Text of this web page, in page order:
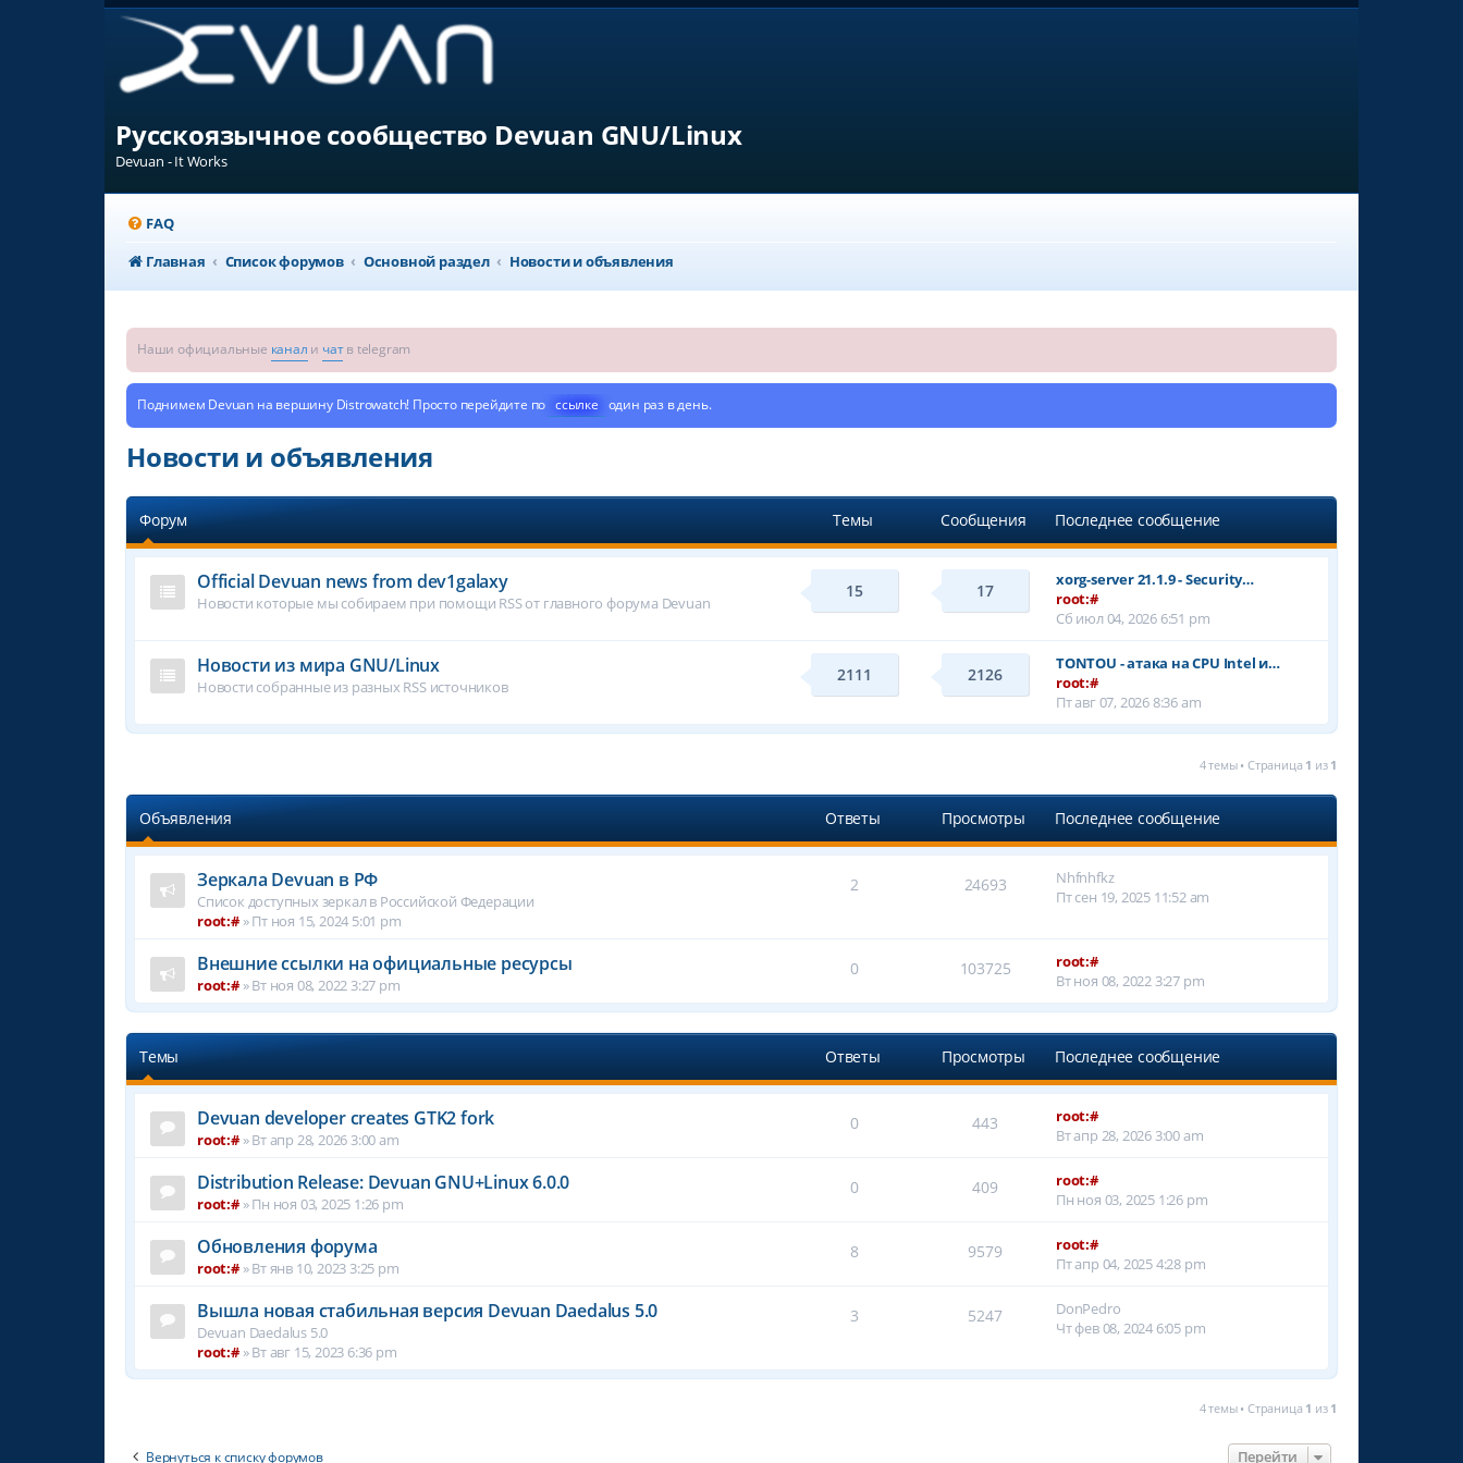
Русскоязычное сообщество Devuan GNU/Linux
Devuan - It Works
FAQ
Главная
Список форумов Основной раздел Новости и объявления
Наши официальные канал и чатв telegram
Поднимем Devuan на вершину Distrowatch! Просто перейдите по ссылке один раз в день.
Новости и объявления
Форум Темы Сообщения Последнее сообщение
Official Devuan news from dev1galaxy
Новости которые мы собираем при помощи RSS от главного форума Devuan
15 17
xorg-server 21.1.9 - Security…
root:#
Сб июл 04, 2026 6:51 pm
Новости из мира GNU/Linux
Новости собранные из разных RSS источников
2111 2126
TONTOU - атака на CPU Intel и…
root:#
Пт авг 07, 2026 8:36 am
4 темы • Страница 1 из 1
Объявления Ответы Просмотры Последнее сообщение
Зеркала Devuan в РФ
Список доступных зеркал в Российской Федерации
root:#»Пт ноя 15, 2024 5:01 pm
2 24693
Nhfnhfkz
Пт сен 19, 2025 11:52 am
Внешние ссылки на официальные ресурсы
root:#»Вт ноя 08, 2022 3:27 pm
0 103725
root:#
Вт ноя 08, 2022 3:27 pm
Темы Ответы Просмотры Последнее сообщение
Devuan developer creates GTK2 fork
root:#»Вт апр 28, 2026 3:00 am
0 443
root:#
Вт апр 28, 2026 3:00 am
Distribution Release: Devuan GNU+Linux 6.0.0
root:#»Пн ноя 03, 2025 1:26 pm
0 409
root:#
Пн ноя 03, 2025 1:26 pm
Обновления форума
root:#»Вт янв 10, 2023 3:25 pm
8 9579
root:#
Пт апр 04, 2025 4:28 pm
Вышла новая стабильная версия Devuan Daedalus 5.0
Devuan Daedalus 5.0
root:#»Вт авг 15, 2023 6:36 pm
3 5247
DonPedro
Чт фев 08, 2024 6:05 pm
4 темы • Страница 1 из 1
Вернуться к списку форумов Перейти